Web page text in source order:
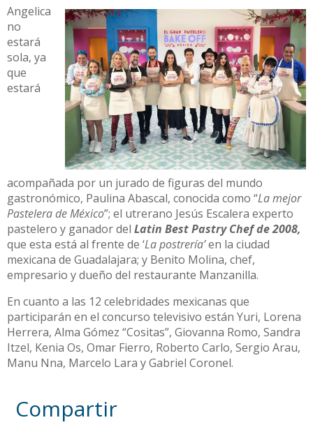
Angelica
no
estará
sola, ya
que
estará
acompañada por un jurado de figuras del mundo
gastronómico, Paulina Abascal, conocida como “La mejor
Pastelera de México”; el utrerano Jesús Escalera experto
pastelero y ganador del Latin Best Pastry Chef de 2008,
que esta está al frente de ‘La postrería’en la ciudad
mexicana de Guadalajara; y Benito Molina, chef,
empresario y dueño del restaurante Manzanilla.
En cuanto a las 12 celebridades mexicanas que
participarán en el concurso televisivo están Yuri, Lorena
Herrera, Alma Gómez “Cositas”, Giovanna Romo, Sandra
Itzel, Kenia Os, Omar Fierro, Roberto Carlo, Sergio Arau,
Manu Nna, Marcelo Lara y Gabriel Coronel.
Compartir